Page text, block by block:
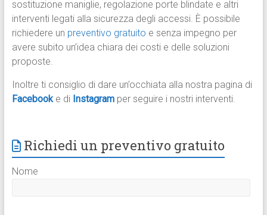
sostituzione maniglie, regolazione porte blindate e altri
interventi legati alla sicurezza degli accessi. È possibile
richiedere un preventivo gratuito e senza impegno per
avere subito un’idea chiara dei costi e delle soluzioni
proposte.
Inoltre ti consiglio di dare un’occhiata alla nostra pagina di
Facebook e di Instagram per seguire i nostri interventi.
Richiedi un preventivo gratuito
Nome